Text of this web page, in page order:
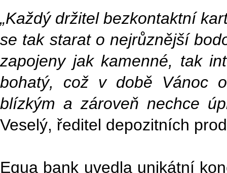
„Každý držitel bezkontaktní
se tak starat o nejrůznější
zapojeny jak kamenné, tak
bohatý, což v době Vánoc
blízkým a zároveň nechce
Veselý, ředitel depozitních
Equa bank uvedla unikátní